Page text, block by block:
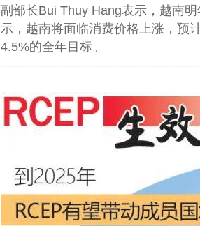
副部长Bui Thuy Hang表示，越南
示，越南将面临消费价格上涨，预
4.5%的全年目标。